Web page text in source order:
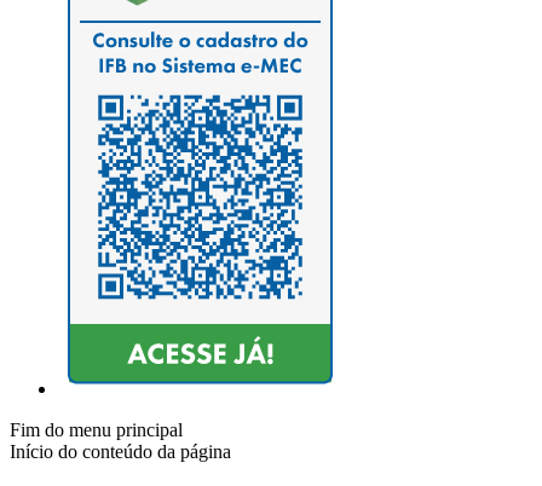
Fim do menu principal
Início do conteúdo da página